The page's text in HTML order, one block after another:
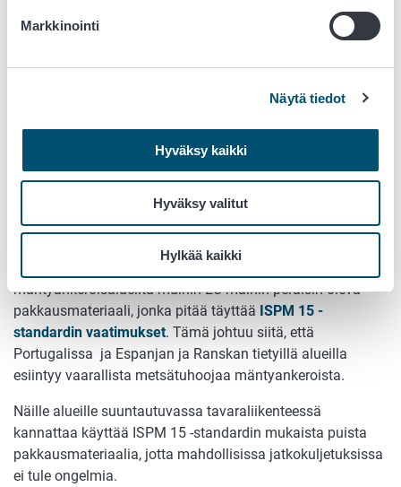
Markkinointi
Näytä tiedot
Hyväksy kaikki
Hyväksy valitut
Hylkää kaikki
Puutavara saarnesta, jalopähkinästä, siipipähkinästä,
virginicus): Erityisvaatimuksia ja kasvipassivaatimus
koko EU:n alueella. Ota tarvittaessa yhteyttä asian
Puisen pakkausmateriaalin
vaatimukset
EU:n sisämarkkinoilla puiselle pakkausmateriaalille ei
Poikkeuksena on Portugalista sekä Espanjan ja Ranskan
mäntyankeroisalueilta muihin EU-maihin peräisin oleva
pakkausmateriaali, jonka pitää täyttää ISPM 15 -
standardin vaatimukset. Tämä johtuu siitä, että
Portugalissa ja Espanjan ja Ranskan tietyillä alueilla
esiintyy vaarallista metsätuhoojaa mäntyankeroista.
Näille alueille suuntautuvassa tavaraliikenteessä
kannattaa käyttää ISPM 15 -standardin mukaista puista
pakkausmateriaalia, jotta mahdollisissa jatkokuljetuksissa
ei tule ongelmia.